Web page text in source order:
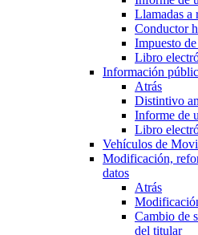
Llamadas a
Conductor
Impuesto
Libro
Información
Atrás
Distintivo
Informe de
Libro
Vehículos de
Modificación,
datos
Atrás
Cambio de
del titular